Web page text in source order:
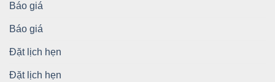
Báo giá
Báo giá
Đặt lịch hẹn
Đặt lịch hẹn